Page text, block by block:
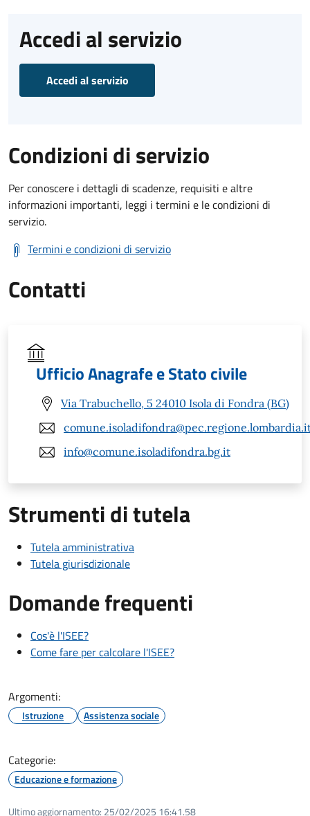
Accedi al servizio
Accedi al servizio
Condizioni di servizio
Per conoscere i dettagli di scadenze, requisiti e altre
informazioni importanti, leggi i termini e le condizioni di
servizio.
Termini e condizioni di servizio
Contatti
Ufficio Anagrafe e Stato civile
Via Trabuchello, 5 24010 Isola di Fondra (BG)
info@comune.isoladifondra.bg.it
Strumenti di tutela
Tutela amministrativa
Tutela giurisdizionale
Domande frequenti
Cos'è l'ISEE?
Come fare per calcolare l'ISEE?
Argomenti:
Istruzione Assistenza sociale
Categorie:
Educazione e formazione
Ultimo aggiornamento: 25/02/2025 16:41.58